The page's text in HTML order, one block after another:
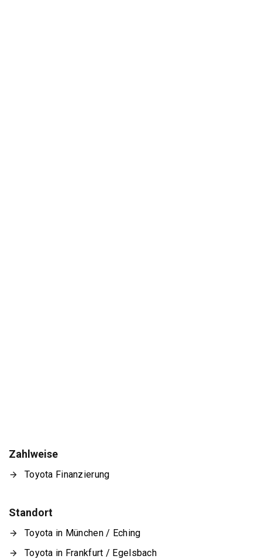
Zahlweise
Toyota Finanzierung
Standort
Toyota in München / Eching
Toyota in Frankfurt / Egelsbach